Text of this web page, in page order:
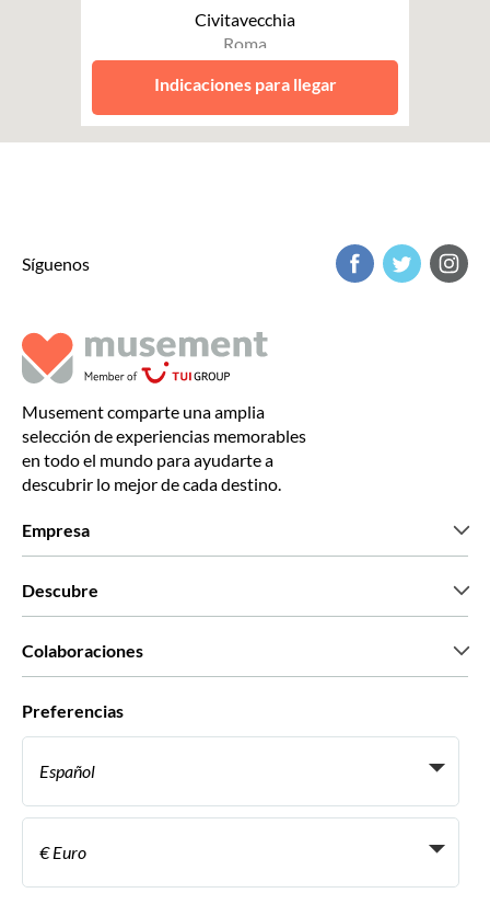
Civitavecchia
Roma
Indicaciones para llegar
Síguenos
Musement comparte una amplia
selección de experiencias memorables
en todo el mundo para ayudarte a
descubrir lo mejor de cada destino.
Empresa
Descubre
Colaboraciones
Agencias de viajes
Conviértete en proveedor
Become a Distribution Partner
Preferencias
Español
Italiano
Français
Español
€ Euro